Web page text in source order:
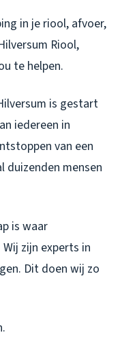
in je riool, afvoer,
Riool,
te helpen.
is gestart
iedereen in
van een
duizenden mensen
is waar
zijn experts in
Dit doen wij zo